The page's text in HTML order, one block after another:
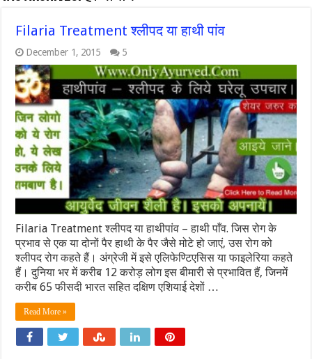
Filaria Treatment श्लीपद या हाथी पांव
December 1, 2015 5
Filaria Treatment श्लीपद या हाथीपांव – हाथी पाँव. जिस रोग के
प्रभाव से एक या दोनों पैर हाथी के पैर जैसे मोटे हो जाएं, उस रोग को
श्लीपद रोग कहते हैं। अंग्रेजी में इसे एलिफेण्टिएसिस या फाइलेरिया कहते
हैं। दुनिया भर में करीब 12 करोड़ लोग इस बीमारी से प्रभावित हैं, जिनमें
करीब 65 फीसदी भारत सहित दक्षिण एशियाई देशों …
Read More »